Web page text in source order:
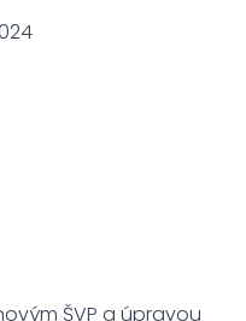
ŠVP a úpravou